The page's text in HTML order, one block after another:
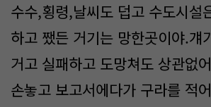
수수,횡령,날씨도 덥고 수도시설
하고 쨌든 거기는 망한곳이야.걔
거고 실패하고 도망쳐도 상관없
손놓고 보고서에다가 구라를 적